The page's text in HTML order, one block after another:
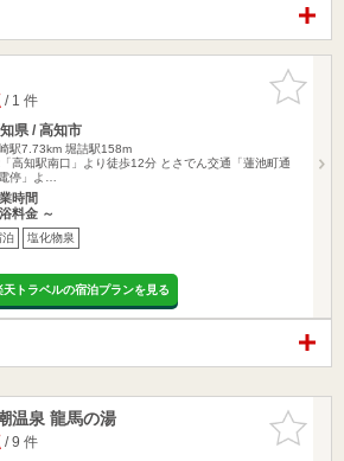
お気に入
りに追加
/ 1 件
県 / 高知市
駅7.73km 堀詰駅158m
高知駅南口」より徒歩12分 とさでん交通「蓮池町通
停」よ…
時間
料金 ～
泊 塩化物泉
天トラベルの宿泊プランを見る
お気に入
りに追加
温泉 龍馬の湯
/ 9 件